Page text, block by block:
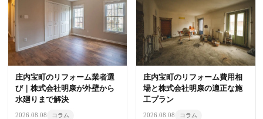
庄内宝町のリフォーム業者選
び｜株式会社明康が外壁から
水廻りまで解決
2026.08.08 コラム
庄内宝町のリフォーム費用相
場と株式会社明康の適正な施
工プラン
2026.08.08 コラム